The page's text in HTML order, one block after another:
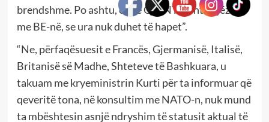
brendshme. Po ashtu, edhe QUINT-i ishte njëzëri
me BE-në, se ura nuk duhet të hapet”.
“Ne, përfaqësuesit e Francës, Gjermanisë, Italisë,
Britanisë së Madhe, Shteteve të Bashkuara, u
takuam me kryeministrin Kurti për ta informuar që
qeveritë tona, në konsultim me NATO-n, nuk mund
ta mbështesin asnjë ndryshim të statusit aktual të